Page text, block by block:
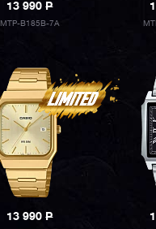
13 990P
MTP-B185B-7A
13 990P